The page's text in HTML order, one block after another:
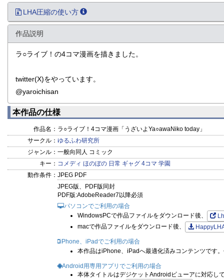
LHA圧縮の使い方
作品説明
ラ○ライブ！の4コマ漫画を描きました。
twitter(X)をやっています。
@yaroichisan
本作品の仕様
作品名： ラ○ライブ！4コマ漫画「うざいよYa○awaNiko today」
サークル： ゆるふわ研究所
ジャンル： 一般向同人 コミック
キー： コメディ ほのぼの 日常 ギャグ 4コマ 学園
動作条件： JPEG PDF
JPEG版、PDF版同封
PDF版:AdobeReader7以降必須
パソコンでご利用の場合
WindowsPCで作品ファイルをダウンロード後、
macで作品ファイルをダウンロード後、
iPhone、iPadでご利用の場合
本作品はiPhone、iPadへ最適化済みコンテンツです
Android用専用アプリでご利用の場合
本体タイトルはデジケットAndroidビューアに対応し